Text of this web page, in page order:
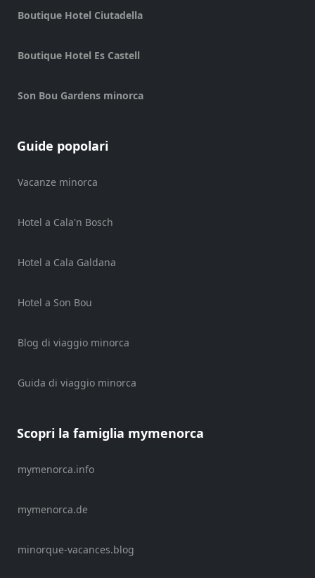
Noleggio
biciclette
Paddle
kayak
noleggio
Noleggio
veicoli
Servizi
Sports
Golf
Annual
Ubicación
Boutique Hotel Ciutadella
Boutique Hotel Es Castell
Son Bou Gardens minorca
Guide popolari
Vacanze minorca
Hotel a Cala'n Bosch
Hotel a Cala Galdana
Hotel a Son Bou
Blog di viaggio minorca
Guida di viaggio minorca
Scopri la famiglia mymenorca
mymenorca.info
mymenorca.de
minorque-vacances.blog